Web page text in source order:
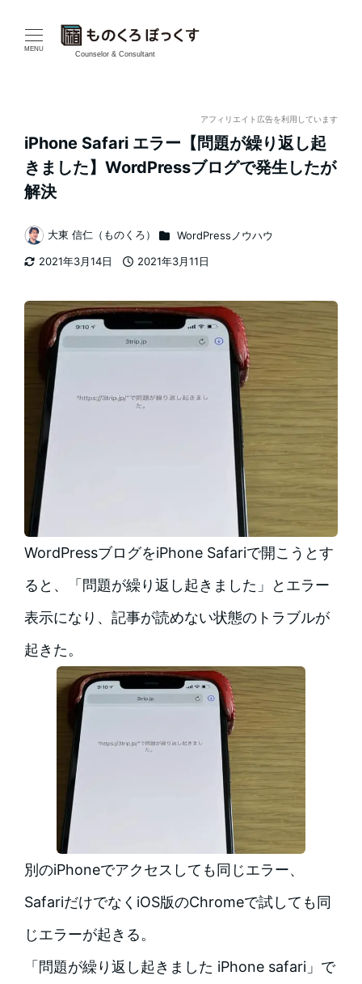
MENU
Counselor & Consultant
アフィリエイト広告を利用しています
iPhone Safari エラー【問題が繰り返し起
きました】WordPressブログで発生したが
解決
2021年3月14日
2021年3月11日
著
者
大東 信仁（ものくろ） カテゴリー
WordPressノウハウ
WordPressブログをiPhone Safariで開こうとす
ると、「問題が繰り返し起きました」とエラー
表示になり、記事が読めない状態のトラブルが
起きた。
別のiPhoneでアクセスしても同じエラー、
SafariだけでなくiOS版のChromeで試しても同
じエラーが起きる。
「問題が繰り返し起きました iPhone safari」で